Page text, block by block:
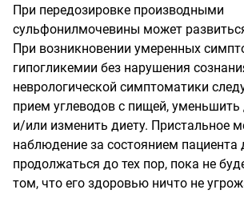
При передозировке производными
сульфонилмочевины может
При возникновении умеренных
гипогликемии без нарушения
неврологической симптоматики
прием углеводов с пищей, уменьшить
и/или изменить диету. Пристальное
наблюдение за состоянием пациента
продолжаться до тех пор, пока не
том, что его здоровью ничто не